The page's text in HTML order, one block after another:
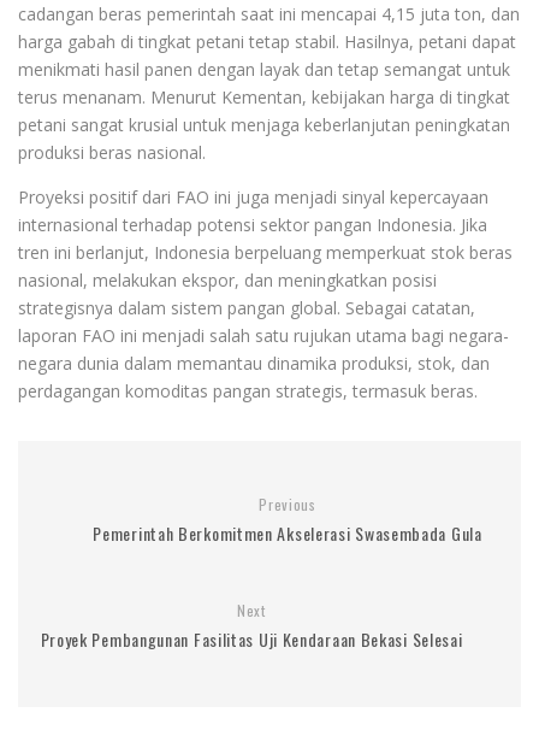
cadangan beras pemerintah saat ini mencapai 4,15 juta ton, dan
harga gabah di tingkat petani tetap stabil. Hasilnya, petani dapat
menikmati hasil panen dengan layak dan tetap semangat untuk
terus menanam. Menurut Kementan, kebijakan harga di tingkat
petani sangat krusial untuk menjaga keberlanjutan peningkatan
produksi beras nasional.
Proyeksi positif dari FAO ini juga menjadi sinyal kepercayaan
internasional terhadap potensi sektor pangan Indonesia. Jika
tren ini berlanjut, Indonesia berpeluang memperkuat stok beras
nasional, melakukan ekspor, dan meningkatkan posisi
strategisnya dalam sistem pangan global. Sebagai catatan,
laporan FAO ini menjadi salah satu rujukan utama bagi negara-
negara dunia dalam memantau dinamika produksi, stok, dan
perdagangan komoditas pangan strategis, termasuk beras.
Previous
Pemerintah Berkomitmen Akselerasi Swasembada Gula
Next
Proyek Pembangunan Fasilitas Uji Kendaraan Bekasi Selesai